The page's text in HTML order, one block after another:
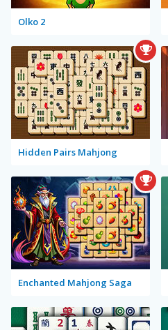
Olko 2
Hidden Pairs Mahjong
Enchanted Mahjong Saga